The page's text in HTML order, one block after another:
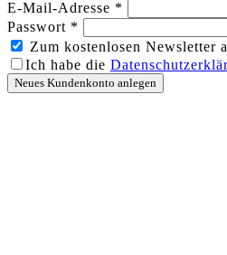
E-Mail-Adresse *
Passwort *
Zum kostenlosen Newsletter
Ich habe die
Neues Kundenkonto anlegen